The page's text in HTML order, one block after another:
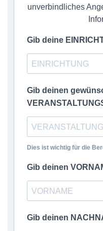
unverbindliches
Gib deine
Gib deinen
Dies ist wichtig für die
Gib deinen
Gib deinen